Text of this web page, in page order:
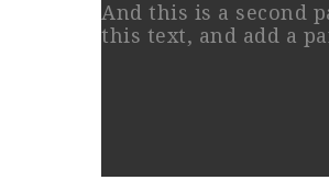
And this is a second
this text, and add a